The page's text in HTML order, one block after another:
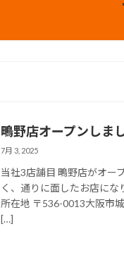
鴫野店オープンしま
7月 3, 2025
当社3店舗目 鴫野店がオー
く、通りに面したお店にな
所在地 〒536-0013大阪市
[…]